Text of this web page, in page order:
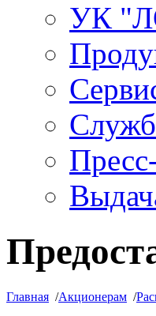
УК
Главная /Акционерам /